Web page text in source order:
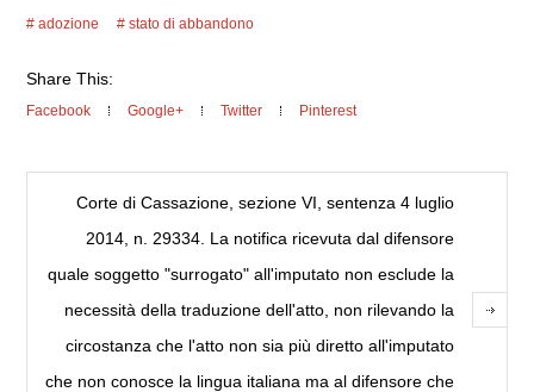
adozione stato di abbandono
Share This:
Facebook Google+ Twitter Pinterest
Corte di Cassazione, sezione VI, sentenza 4 luglio
2014, n. 29334. La notifica ricevuta dal difensore
quale soggetto "surrogato" all'imputato non esclude la
necessità della traduzione dell'atto, non rilevando la
circostanza che l'atto non sia più diretto all'imputato
che non conosce la lingua italiana ma al difensore che